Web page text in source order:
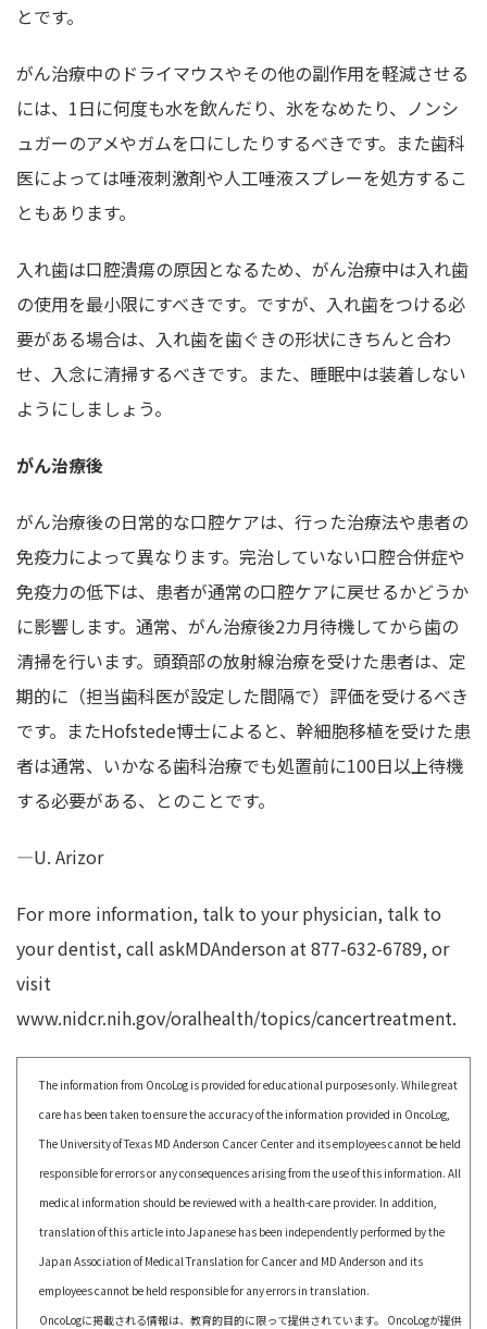
とです。
がん治療中のドライマウスやその他の副作用を軽減させる
には、1日に何度も水を飲んだり、氷をなめたり、ノンシ
ュガーのアメやガムを口にしたりするべきです。また歯科
医によっては唾液刺激剤や人工唾液スプレーを処方するこ
ともあります。
入れ歯は口腔潰瘍の原因となるため、がん治療中は入れ歯
の使用を最小限にすべきです。ですが、入れ歯をつける必
要がある場合は、入れ歯を歯ぐきの形状にきちんと合わ
せ、入念に清掃するべきです。また、睡眠中は装着しない
ようにしましょう。
がん治療後
がん治療後の日常的な口腔ケアは、行った治療法や患者の
免疫力によって異なります。完治していない口腔合併症や
免疫力の低下は、患者が通常の口腔ケアに戻せるかどうか
に影響します。通常、がん治療後2カ月待機してから歯の
清掃を行います。頭頚部の放射線治療を受けた患者は、定
期的に（担当歯科医が設定した間隔で）評価を受けるべき
です。またHofstede博士によると、幹細胞移植を受けた患
者は通常、いかなる歯科治療でも処置前に100日以上待機
する必要がある、とのことです。
—U. Arizor
For more information, talk to your physician, talk to
your dentist, call askMDAnderson at 877-632-6789, or
visit
www.nidcr.nih.gov/oralhealth/topics/cancertreatment.
The information from OncoLog is provided for educational purposes only. While great
care has been taken to ensure the accuracy of the information provided in OncoLog,
The University of Texas MD Anderson Cancer Center and its employees cannot be held
responsible for errors or any consequences arising from the use of this information. All
medical information should be reviewed with a health-care provider. In addition,
translation of this article into Japanese has been independently performed by the
Japan Association of Medical Translation for Cancer and MD Anderson and its
employees cannot be held responsible for any errors in translation.
OncoLogに掲載される情報は、教育的目的に限って提供されています。 OncoLogが提供